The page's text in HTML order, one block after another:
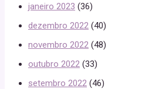
janeiro 2023 (36)
dezembro 2022 (40)
novembro 2022 (48)
outubro 2022 (33)
setembro 2022 (46)